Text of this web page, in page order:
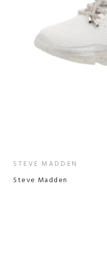
STEVE MADDEN
Steve Madden